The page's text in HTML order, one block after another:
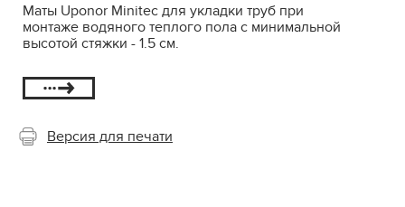
Маты Uponor Minitec для укладки труб при
монтаже водяного теплого пола с минимальной
высотой стяжки - 1.5 см.
Версия для печати